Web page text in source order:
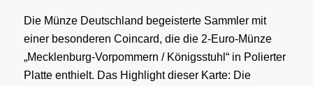
Die Münze Deutschland begeisterte Sammler mit
einer besonderen Coincard, die die 2-Euro-Münze
„Mecklenburg-Vorpommern / Königsstuhl“ in Polierter
Platte enthielt. Das Highlight dieser Karte: Die